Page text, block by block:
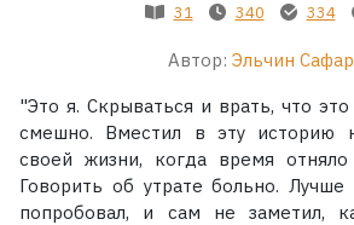
Коллекции
31 340 334
Автор: Эльчин
"Это я. Скрываться и врать, что
смешно. Вместил в эту историю
своей жизни, когда время
Говорить об утрате больно.
попробовал, и сам не заметил,